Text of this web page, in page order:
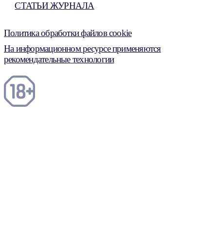
СТАТЬИ ЖУРНАЛА
Политика обработки файлов cookie
На информационном ресурсе применяются
рекомендательные технологии